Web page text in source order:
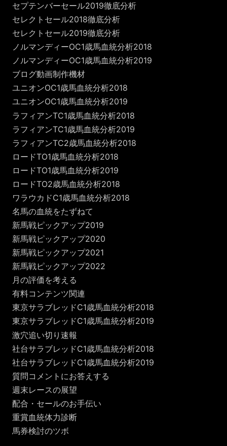
セプテンバーセール2019徹底分析
セレクトセール2018徹底分析
セレクトセール2019徹底分析
ノルマンディーOC1歳馬血統分析2018
ノルマンディーOC1歳馬血統分析2019
ブログ動画制作機材
ユニオンOC1歳馬血統分析2018
ユニオンOC1歳馬血統分析2019
ラフィアンTC1歳馬血統分析2018
ラフィアンTC1歳馬血統分析2019
ラフィアンTC2歳馬血統分析2018
ロードTO1歳馬血統分析2018
ロードTO1歳馬血統分析2019
ロードTO2歳馬血統分析2018
ワラウカドC1歳馬血統分析2018
名馬の血統をたずねて
新馬戦ピックアップ2019
新馬戦ピックアップ2020
新馬戦ピックアップ2021
新馬戦ピックアップ2022
月の評価を考える
有料コンテンツ関連
東京サラブレッドC1歳馬血統分析2018
東京サラブレッドC1歳馬血統分析2019
激穴追い切り速報
社台サラブレッドC1歳馬血統分析2018
社台サラブレッドC1歳馬血統分析2019
質問コメントにお答えする
週末レースの展望
配合・セールのお手伝い
重賞血統体力診断
馬券検討のツボ